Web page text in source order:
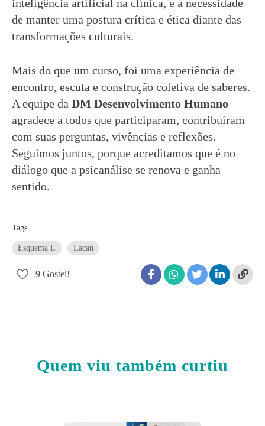
inteligência artificial na clínica, e a necessidade
de manter uma postura crítica e ética diante das
transformações culturais.
Mais do que um curso, foi uma experiência de
encontro, escuta e construção coletiva de saberes.
A equipe da DM Desenvolvimento Humano
agradece a todos que participaram, contribuíram
com suas perguntas, vivências e reflexões.
Seguimos juntos, porque acreditamos que é no
diálogo que a psicanálise se renova e ganha
sentido.
Tags
Esquema L Lacan
9 Gostei!
Quem viu também curtiu